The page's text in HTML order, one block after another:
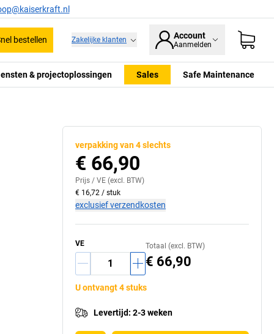
bestellen Zakelijke klanten Account
Aanmelden
& projectoplossingen Sales Safe Maintenance
verpakking van 4 slechts
€ 66,90
Prijs / VE (excl. BTW)
€ 16,72 / stuk
exclusief verzendkosten
VE Totaal (excl. BTW)
€ 66,90
U ontvangt 4 stuks
Levertijd: 2-3 weken